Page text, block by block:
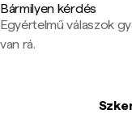
Bármilyen kérdés
Egyértelmű válaszok
van rá.